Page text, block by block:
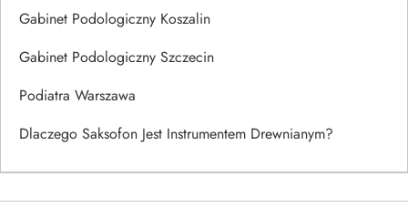
Gabinet Podologiczny Koszalin
Gabinet Podologiczny Szczecin
Podiatra Warszawa
Dlaczego Saksofon Jest Instrumentem Drewnianym?